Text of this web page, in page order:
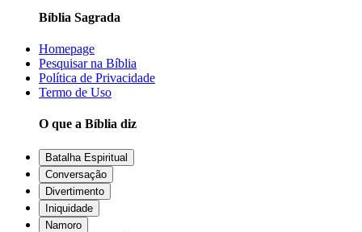
Bíblia Sagrada
Homepage
Pesquisar na Bíblia
Política de Privacidade
Termo de Uso
O que a Bíblia diz
Batalha Espiritual
Conversação
Divertimento
Iniquidade
Namoro